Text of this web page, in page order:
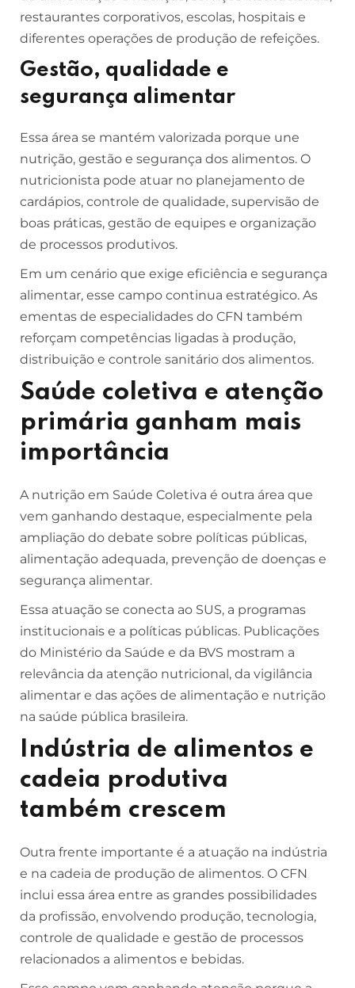
restaurantes corporativos, escolas, hospitais e
diferentes operações de produção de refeições.
Gestão, qualidade e
segurança alimentar
Essa área se mantém valorizada porque une
nutrição, gestão e segurança dos alimentos. O
nutricionista pode atuar no planejamento de
cardápios, controle de qualidade, supervisão de
boas práticas, gestão de equipes e organização
de processos produtivos.
Em um cenário que exige eficiência e segurança
alimentar, esse campo continua estratégico. As
ementas de especialidades do CFN também
reforçam competências ligadas à produção,
distribuição e controle sanitário dos alimentos.
Saúde coletiva e atenção
primária ganham mais
importância
A nutrição em Saúde Coletiva é outra área que
vem ganhando destaque, especialmente pela
ampliação do debate sobre políticas públicas,
alimentação adequada, prevenção de doenças e
segurança alimentar.
Essa atuação se conecta ao SUS, a programas
institucionais e a políticas públicas. Publicações
do Ministério da Saúde e da BVS mostram a
relevância da atenção nutricional, da vigilância
alimentar e das ações de alimentação e nutrição
na saúde pública brasileira.
Indústria de alimentos e
cadeia produtiva
também crescem
Outra frente importante é a atuação na indústria
e na cadeia de produção de alimentos. O CFN
inclui essa área entre as grandes possibilidades
da profissão, envolvendo produção, tecnologia,
controle de qualidade e gestão de processos
relacionados a alimentos e bebidas.